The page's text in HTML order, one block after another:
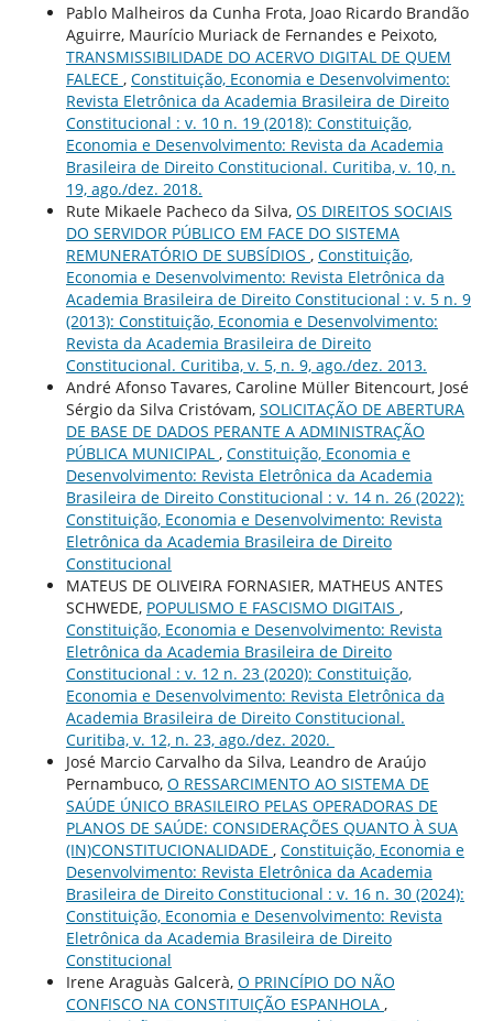
Pablo Malheiros da Cunha Frota, Joao Ricardo Brandão
Aguirre, Maurício Muriack de Fernandes e Peixoto,
TRANSMISSIBILIDADE DO ACERVO DIGITAL DE QUEM
FALECE , Constituição, Economia e Desenvolvimento:
Revista Eletrônica da Academia Brasileira de Direito
Constitucional : v. 10 n. 19 (2018): Constituição,
Economia e Desenvolvimento: Revista da Academia
Brasileira de Direito Constitucional. Curitiba, v. 10, n.
19, ago./dez. 2018.
Rute Mikaele Pacheco da Silva, OS DIREITOS SOCIAIS
DO SERVIDOR PÚBLICO EM FACE DO SISTEMA
REMUNERATÓRIO DE SUBSÍDIOS , Constituição,
Economia e Desenvolvimento: Revista Eletrônica da
Academia Brasileira de Direito Constitucional : v. 5 n. 9
(2013): Constituição, Economia e Desenvolvimento:
Revista da Academia Brasileira de Direito
Constitucional. Curitiba, v. 5, n. 9, ago./dez. 2013.
André Afonso Tavares, Caroline Müller Bitencourt, José
Sérgio da Silva Cristóvam, SOLICITAÇÃO DE ABERTURA
DE BASE DE DADOS PERANTE A ADMINISTRAÇÃO
PÚBLICA MUNICIPAL , Constituição, Economia e
Desenvolvimento: Revista Eletrônica da Academia
Brasileira de Direito Constitucional : v. 14 n. 26 (2022):
Constituição, Economia e Desenvolvimento: Revista
Eletrônica da Academia Brasileira de Direito
Constitucional
MATEUS DE OLIVEIRA FORNASIER, MATHEUS ANTES
SCHWEDE, POPULISMO E FASCISMO DIGITAIS ,
Constituição, Economia e Desenvolvimento: Revista
Eletrônica da Academia Brasileira de Direito
Constitucional : v. 12 n. 23 (2020): Constituição,
Economia e Desenvolvimento: Revista Eletrônica da
Academia Brasileira de Direito Constitucional.
Curitiba, v. 12, n. 23, ago./dez. 2020.
José Marcio Carvalho da Silva, Leandro de Araújo
Pernambuco, O RESSARCIMENTO AO SISTEMA DE
SAÚDE ÚNICO BRASILEIRO PELAS OPERADORAS DE
PLANOS DE SAÚDE: CONSIDERAÇÕES QUANTO À SUA
(IN)CONSTITUCIONALIDADE , Constituição, Economia e
Desenvolvimento: Revista Eletrônica da Academia
Brasileira de Direito Constitucional : v. 16 n. 30 (2024):
Constituição, Economia e Desenvolvimento: Revista
Eletrônica da Academia Brasileira de Direito
Constitucional
Irene Araguàs Galcerà, O PRINCÍPIO DO NÃO
CONFISCO NA CONSTITUIÇÃO ESPANHOLA ,